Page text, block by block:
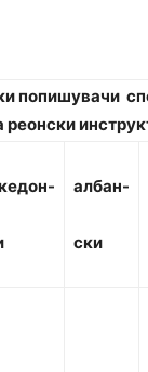
попишувачи
реонски
албан-
ски